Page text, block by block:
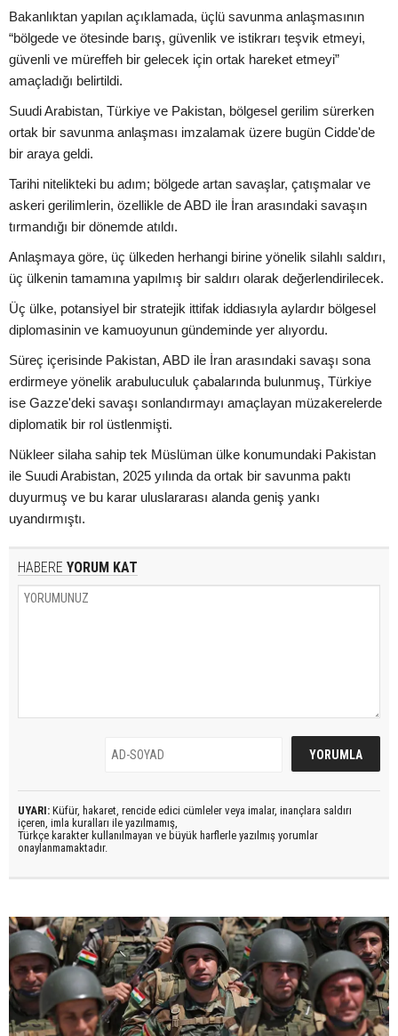
Bakanlıktan yapılan açıklamada, üçlü savunma anlaşmasının
“bölgede ve ötesinde barış, güvenlik ve istikrarı teşvik etmeyi,
güvenli ve müreffeh bir gelecek için ortak hareket etmeyi”
amaçladığı belirtildi.
Suudi Arabistan, Türkiye ve Pakistan, bölgesel gerilim sürerken
ortak bir savunma anlaşması imzalamak üzere bugün Cidde'de
bir araya geldi.
Tarihi nitelikteki bu adım; bölgede artan savaşlar, çatışmalar ve
askeri gerilimlerin, özellikle de ABD ile İran arasındaki savaşın
tırmandığı bir dönemde atıldı.
Anlaşmaya göre, üç ülkeden herhangi birine yönelik silahlı saldırı,
üç ülkenin tamamına yapılmış bir saldırı olarak değerlendirilecek.
Üç ülke, potansiyel bir stratejik ittifak iddiasıyla aylardır bölgesel
diplomasinin ve kamuoyunun gündeminde yer alıyordu.
Süreç içerisinde Pakistan, ABD ile İran arasındaki savaşı sona
erdirmeye yönelik arabuluculuk çabalarında bulunmuş, Türkiye
ise Gazze'deki savaşı sonlandırmayı amaçlayan müzakerelerde
diplomatik bir rol üstlenmişti.
Nükleer silaha sahip tek Müslüman ülke konumundaki Pakistan
ile Suudi Arabistan, 2025 yılında da ortak bir savunma paktı
duyurmuş ve bu karar uluslararası alanda geniş yankı
uyandırmıştı.
HABERE YORUM KAT
UYARI: Küfür, hakaret, rencide edici cümleler veya imalar, inançlara saldırı
içeren, imla kuralları ile yazılmamış,
Türkçe karakter kullanılmayan ve büyük harflerle yazılmış yorumlar
onaylanmamaktadır.